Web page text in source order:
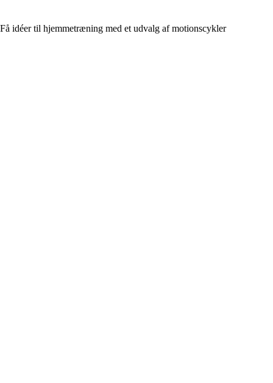
Få idéer til hjemmetræning med et udvalg af motionscykler